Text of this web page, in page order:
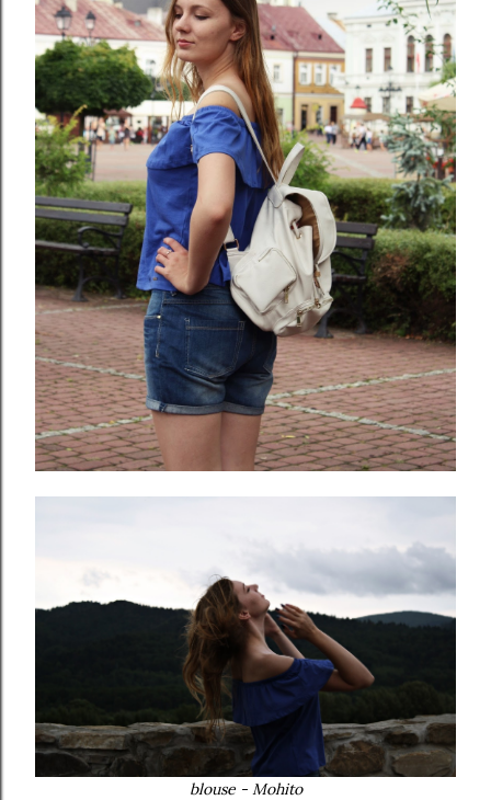
blouse - Mohito